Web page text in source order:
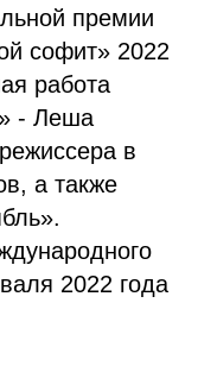
премии
софит» 2022
работа
- Леша
в
а также
2022 года